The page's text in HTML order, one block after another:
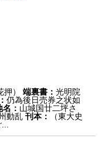
） 端裏書：光明院
仍為後日売券之状如
名： 山城国廿二坪さ
動乱 刊本：
（東大史